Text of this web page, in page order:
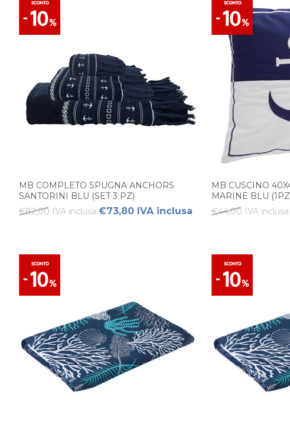
MB COMPLETO SPUGNA ANCHORS
SANTORINI BLU (SET 3 PZ)
€82,00 IVA inclusa €73,80 IVA inclusa
MB CUSCINO
MARINE BLU
€44,00 IVA inclusa